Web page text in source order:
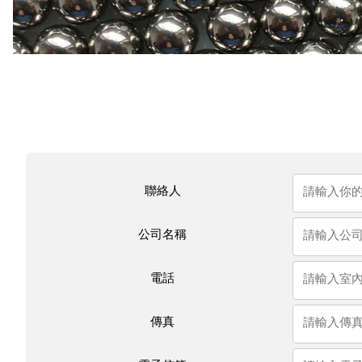
聯絡人
公司名稱
電話
傳真